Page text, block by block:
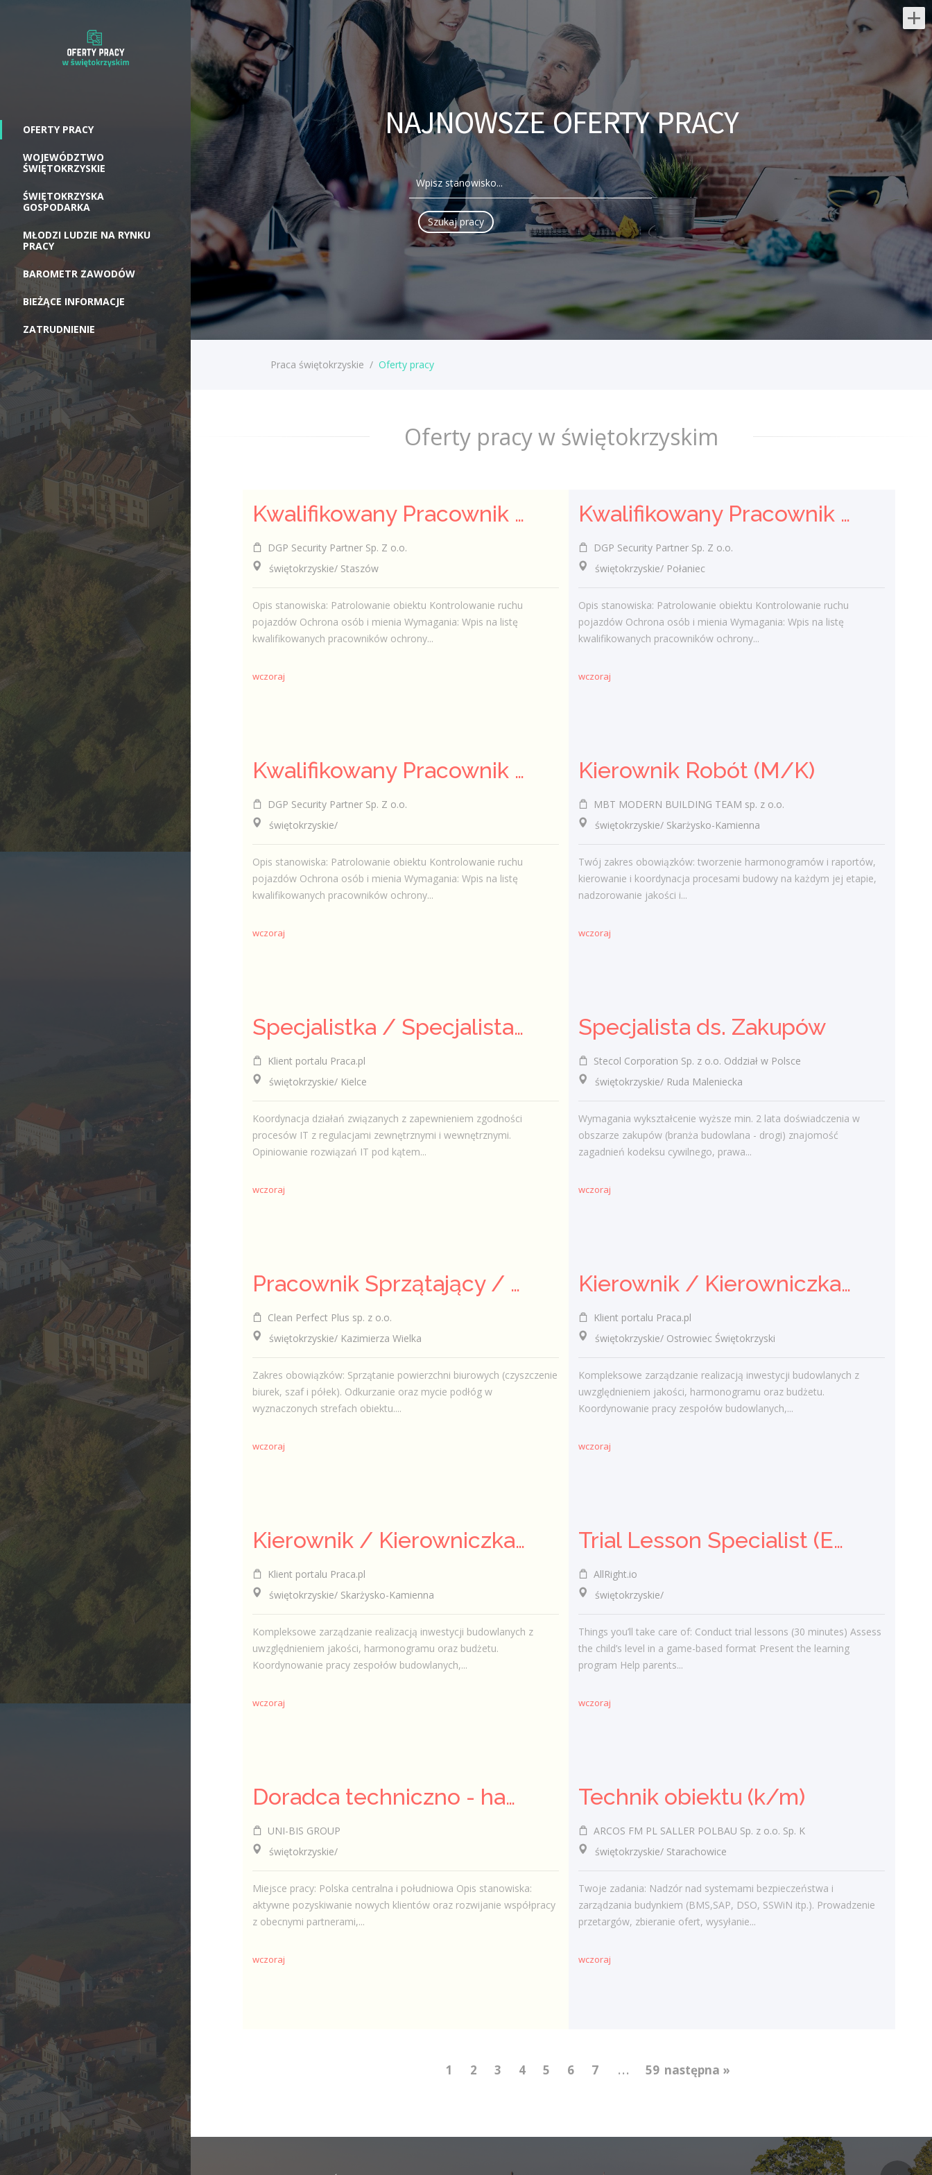
Najnowsze oferty pracy:
Kwalifikowany Pracownik
Ochrony z Pozwoleniem na
DGP Security Partner Sp. Z o.o.
świętokrzyskie/ Staszów
Opis stanowiska: Patrolowanie obiektu
Kontrolowanie ruchu pojazdów Ochrona
osób i mienia Wymagania: Wpis na listę
kwalifikowanych pracowników ochrony...
wczoraj
Kwalifikowany Pracownik
Ochrony z Pozwoleniem na
Broń (K/M)
kwalifikowanych pracowników ochrony...
Kwalifikowany Pracownik
Ochrony z Pozwoleniem na
Broń (K/M)
Kontrolowanie ruchu pojazdów Ochrona
osób i mienia Wymagania: Wpis na listę
MBT MODERN BUILDING TEAM sp. z
świętokrzyskie/ Skarżysko-Kamienna
Twój zakres obowiązków: tworzenie
koordynacja procesami budowy na
każdym jej etapie, nadzorowanie jakości i...
Koordynacja działań związanych z
regulacjami zewnętrznymi i wewnętrznymi.
Opiniowanie rozwiązań IT pod kątem...
Więcej ofert pracy
Nowoczesne technologie w pracy. Jak
W województwie świętokrzyskim
brakuje wykwalifikowanych murarzy
Gość-Obcokrajowcy w
świętokrzyskim
województwie świętokrzyskim
Kategorie
Struktura zatrudnienia
OFERTY PRACY
WOJEWÓDZTWO
ŚWIĘTOKRZYSKIE
ŚWIĘTOKRZYSKA
GOSPODARKA
MŁODZI LUDZIE NA RYNKU
PRACY
BAROMETR ZAWODÓW
BIEŻĄCE INFORMACJE
ZATRUDNIENIE
NAJNOWSZE OFERTY PRACY
Praca świętokrzyskie / Oferty pracy
Oferty pracy w świętokrzyskim
Kwalifikowany Pracownik Ochrony z Pozwoleniem na Broń (K/M)
DGP Security Partner Sp. Z o.o.
świętokrzyskie/ Staszów
Opis stanowiska: Patrolowanie obiektu Kontrolowanie ruchu
pojazdów Ochrona osób i mienia Wymagania: Wpis na listę
kwalifikowanych pracowników ochrony...
wczoraj
Kwalifikowany Pracownik Ochrony z Pozwoleniem na Broń (K/M)
DGP Security Partner Sp. Z o.o.
świętokrzyskie/ Połaniec
Opis stanowiska: Patrolowanie obiektu Kontrolowanie ruchu
pojazdów Ochrona osób i mienia Wymagania: Wpis na listę
kwalifikowanych pracowników ochrony...
wczoraj
Kwalifikowany Pracownik Ochrony z Pozwoleniem na Broń (K/M)
DGP Security Partner Sp. Z o.o.
świętokrzyskie/
Opis stanowiska: Patrolowanie obiektu Kontrolowanie ruchu
pojazdów Ochrona osób i mienia Wymagania: Wpis na listę
kwalifikowanych pracowników ochrony...
wczoraj
Kierownik Robót (M/K)
MBT MODERN BUILDING TEAM sp. z o.o.
świętokrzyskie/ Skarżysko-Kamienna
Twój zakres obowiązków: tworzenie harmonogramów i raportów,
kierowanie i koordynacja procesami budowy na każdym jej etapie,
nadzorowanie jakości i...
wczoraj
Specjalistka / Specjalista ds. Cyberbezpieczeństwa
Klient portalu Praca.pl
świętokrzyskie/ Kielce
Koordynacja działań związanych z zapewnieniem zgodności
procesów IT z regulacjami zewnętrznymi i wewnętrznymi.
Opiniowanie rozwiązań IT pod kątem...
wczoraj
Specjalista ds. Zakupów
Stecol Corporation Sp. z o.o. Oddział w Polsce
świętokrzyskie/ Ruda Maleniecka
Wymagania wykształcenie wyższe min. 2 lata doświadczenia w
obszarze zakupów (branża budowlana - drogi) znajomość
zagadnień kodeksu cywilnego, prawa...
wczoraj
Pracownik Sprzątający / Pracowniczka Sprzątająca
Clean Perfect Plus sp. z o.o.
świętokrzyskie/ Kazimierza Wielka
Zakres obowiązków: Sprzątanie powierzchni biurowych (czyszczenie
biurek, szaf i półek). Odkurzanie oraz mycie podłóg w
wyznaczonych strefach obiektu....
wczoraj
Kierownik / Kierowniczka Budowy
Klient portalu Praca.pl
świętokrzyskie/ Ostrowiec Świętokrzyski
Kompleksowe zarządzanie realizacją inwestycji budowlanych z
uwzględnieniem jakości, harmonogramu oraz budżetu.
Koordynowanie pracy zespołów budowlanych,...
wczoraj
Kierownik / Kierowniczka Budowy
Klient portalu Praca.pl
świętokrzyskie/ Skarżysko-Kamienna
Kompleksowe zarządzanie realizacją inwestycji budowlanych z
uwzględnieniem jakości, harmonogramu oraz budżetu.
Koordynowanie pracy zespołów budowlanych,...
wczoraj
Trial Lesson Specialist (English, EU market)
AllRight.io
świętokrzyskie/
Things you’ll take care of: Conduct trial lessons (30 minutes) Assess
the child’s level in a game-based format Present the learning
program Help parents...
wczoraj
Doradca techniczno - handlowy / Doradczyni techniczno - handlowa
UNI-BIS GROUP
świętokrzyskie/
Miejsce pracy: Polska centralna i południowa Opis stanowiska:
aktywne pozyskiwanie nowych klientów oraz rozwijanie współpracy
z obecnymi partnerami,...
wczoraj
Technik obiektu (k/m)
ARCOS FM PL SALLER POLBAU Sp. z o.o. Sp. K
świętokrzyskie/ Starachowice
Twoje zadania: Nadzór nad systemami bezpieczeństwa i
zarządzania budynkiem (BMS,SAP, DSO, SSWiN itp.). Prowadzenie
przetargów, zbieranie ofert, wysyłanie...
wczoraj
1 2 3 4 5 6 7 ... 59 następna »